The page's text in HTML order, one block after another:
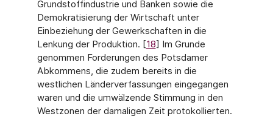
Grundstoff­industrie und Banken sowie die
Demokratisierung der Wirtschaft unter
Einbeziehung der Gewerkschaften in die
Lenkung der Produktion. [18] Im Grunde
genommen Forderungen des Potsdamer
Abkommens, die zudem bereits in die
westlichen Länderverfassungen einge­gangen
waren und die umwälzende Stimmung in den
Westzonen der damaligen Zeit proto­kollierten.